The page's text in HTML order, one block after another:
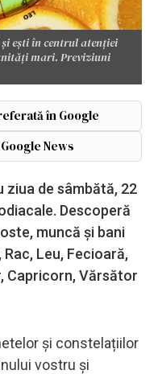
ești în centrul atenției
mari. Previziuni
în Google
News
de sâmbătă, 22
Descoperă
muncă și bani
Leu, Fecioară,
Capricorn, Vărsător
și constelațiilor
vostru și